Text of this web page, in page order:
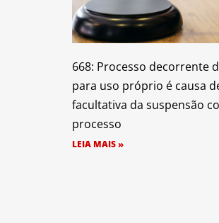
668: Processo decorrente
para uso próprio é causa
facultativa da suspensão
processo
LEIA MAIS »